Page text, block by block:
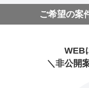
ご希望の案
WEB
＼非公開